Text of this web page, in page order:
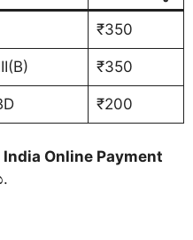
₹350
₹350
₹200
Online Payment